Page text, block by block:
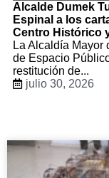
Alcalde Dumek
Espinal a los
Centro Histórico
La Alcaldía Mayor
de Espacio
restitución de...
julio 30, 2026